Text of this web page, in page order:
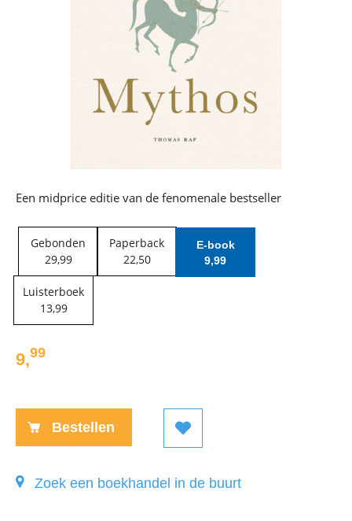
Een midprice editie van de fenomenale bestseller
Gebonden
29,99
Paperback
22,50
E-book
9,99
Luisterboek
13,99
E-
9,99
Bestellen
Zoek een boekhandel in de buurt